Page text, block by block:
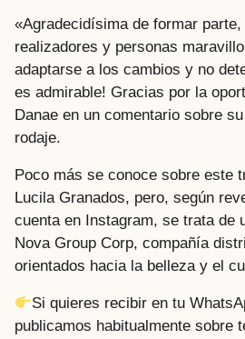
«Agradecidísima de formar
realizadores y personas
adaptarse a los cambios y no
es admirable! Gracias por la
Danae en un comentario sobre
rodaje.
Poco más se conoce sobre este
Lucila Granados, pero, según
cuenta en Instagram, se trata de
Nova Group Corp, compañía
orientados hacia la belleza y el
Si quieres recibir en tu
publicamos habitualmente sobre